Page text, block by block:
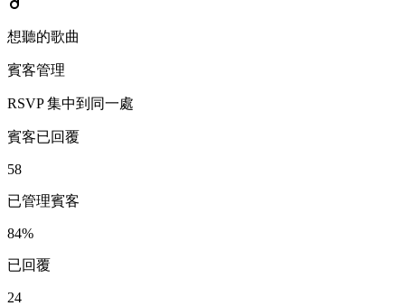
想聽的歌曲
賓客管理
RSVP 集中到同一處
賓客已回覆
58
已管理賓客
84%
已回覆
24